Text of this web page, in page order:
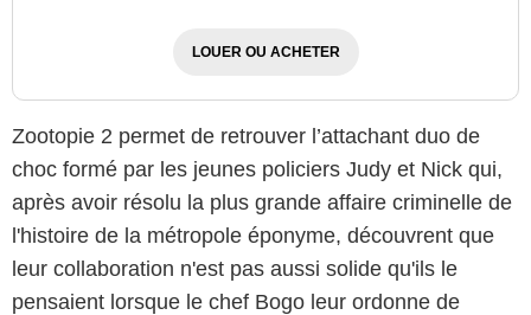
LOUER OU ACHETER
Zootopie 2 permet de retrouver l’attachant duo de
choc formé par les jeunes policiers Judy et Nick qui,
après avoir résolu la plus grande affaire criminelle de
l'histoire de la métropole éponyme, découvrent que
leur collaboration n'est pas aussi solide qu'ils le
pensaient lorsque le chef Bogo leur ordonne de